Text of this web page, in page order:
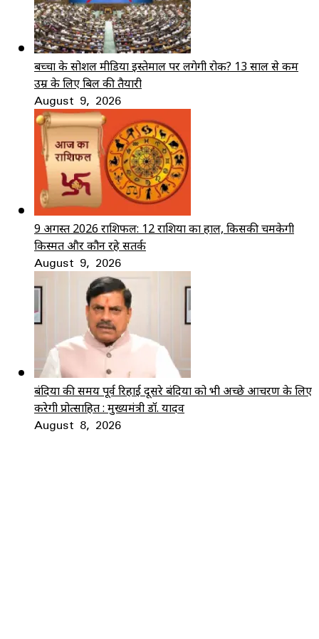
बच्चों के सोशल मीडिया इस्तेमाल पर लगेगी रोक? 13 साल से कम
उम्र के लिए बिल की तैयारी
August 9, 2026
9 अगस्त 2026 राशिफल: 12 राशियों का हाल, किसकी चमकेगी
किस्मत और कौन रहे सतर्क
August 9, 2026
बंदियों की समय पूर्व रिहाई दूसरे बंदियों को भी अच्छे आचरण के लिए
करेगी प्रोत्साहित : मुख्यमंत्री डॉ. यादव
August 8, 2026